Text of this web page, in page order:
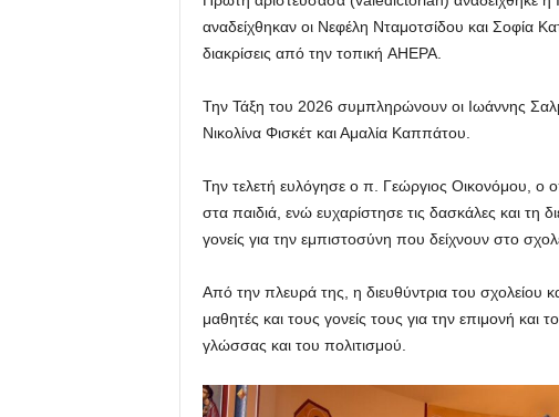
αναδείχθηκαν οι Νεφέλη Νταμοτσίδου και Σοφία
διακρίσεις από την τοπική AHEPA.
Την Τάξη του 2026 συμπληρώνουν οι Ιωάννης
Νικολίνα Φισκέτ και Αμαλία Καππάτου.
Την τελετή ευλόγησε ο π. Γεώργιος Οικονόμου, ο
στα παιδιά, ενώ ευχαρίστησε τις δασκάλες και τη
γονείς για την εμπιστοσύνη που δείχνουν στο
Από την πλευρά της, η διευθύντρια του
μαθητές και τους γονείς τους για την επιμονή και
γλώσσας και του πολιτισμού.